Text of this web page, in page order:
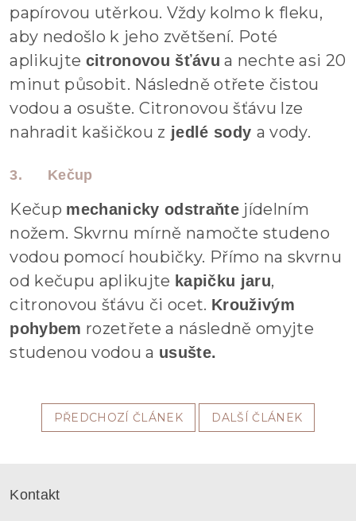
papírovou utěrkou. Vždy kolmo k fleku,
aby nedošlo k jeho zvětšení. Poté
aplikujte citronovou šťávu a nechte asi 20
minut působit. Následně otřete čistou
vodou a osušte. Citronovou šťávu lze
nahradit kašičkou z jedlé sody a vody.
3. Kečup
Kečup mechanicky odstraňtejídelním
nožem. Skvrnu mírně namočte studeno
vodou pomocí houbičky. Přímo na skvrnu
od kečupu aplikujte kapičku jaru,
citronovou šťávu či ocet. Krouživým
pohybem rozetřete a následně omyjte
studenou vodou a usušte.
PŘEDCHOZÍ ČLÁNEK DALŠÍ ČLÁNEK
Kontakt